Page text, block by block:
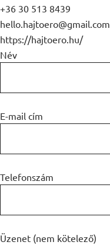
+36 30 513 8439
hello.hajtoero@gmail.com
https://hajtoero.hu/
Név
E-mail cím
Telefonszám
Üzenet (nem kötelező)